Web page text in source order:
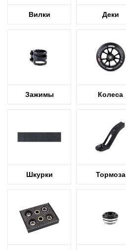
Вилки Деки
Зажимы Колеса
Шкурки Тормоза